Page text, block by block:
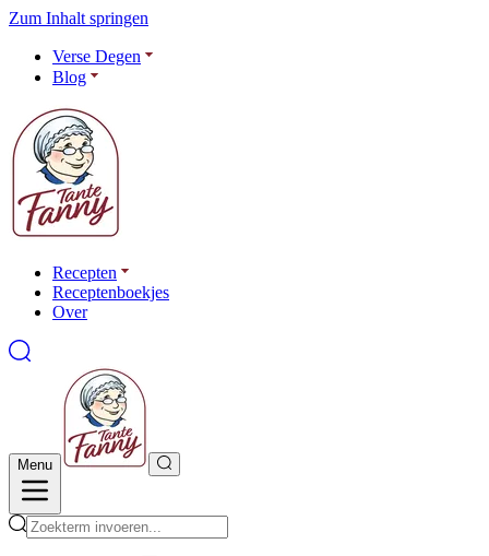
Zum Inhalt springen
Verse Degen
Blog
Recepten
Receptenboekjes
Over
Menu